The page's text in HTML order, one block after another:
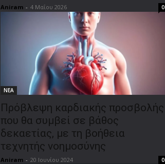
Aniram - 4 Μαΐου 2026 0
ΝΕΑ
Πρόβλεψη καρδιακής προσβολής
που θα συμβεί σε βάθος
δεκαετίας, με τη βοήθεια
τεχνητής νοημοσύνης
Aniram - 20 Ιουνίου 2024 0